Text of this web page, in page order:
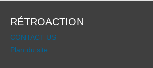
RÉTROACTION
CONTACT US
Plan du site